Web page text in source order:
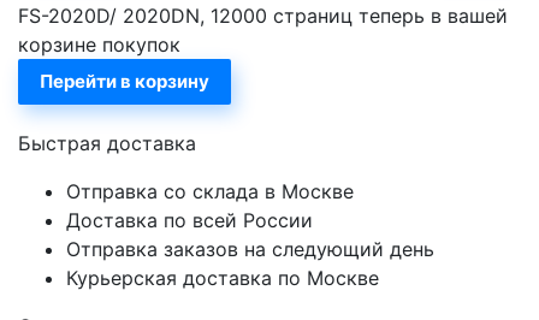
FS-2020D/ 2020DN, 12000 страниц теперь в вашей
корзине покупок
Перейти в корзину
Быстрая доставка
Отправка со склада в Москве
Доставка по всей России
Отправка заказов на следующий день
Курьерская доставка по Москве